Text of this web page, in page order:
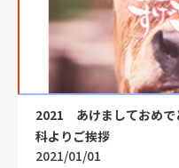
2021 あけましておめ
科よりご挨拶
2021/01/01